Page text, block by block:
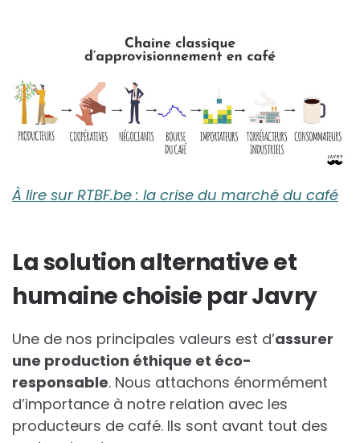
À lire sur RTBF.be : la crise du marché du café
La solution alternative et
humaine choisie par Javry
Une de nos principales valeurs est d’assurer
une production éthique et éco-
responsable. Nous attachons énormément
d’importance à notre relation avec les
producteurs de café. Ils sont avant tout des